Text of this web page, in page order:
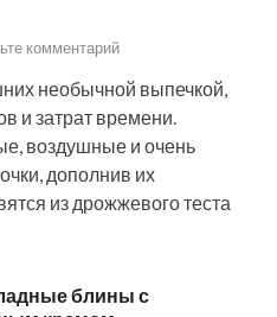
комментарий
необычной выпечкой,
и затрат времени.
воздушные и очень
дополнив их
из дрожжевого теста
блины с